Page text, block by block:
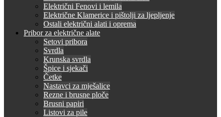
Električni Fenovi i lemila
Električne Klamerice i pištolji za ljepljenje
Ostali električni alati i oprema
Pribor za električne alate
Setovi pribora
Svrdla
Krunska svrdla
Špice i sjekači
Četke
Nastavci za mješalice
Rezne i brusne ploče
Brusni papiri
Listovi za pile